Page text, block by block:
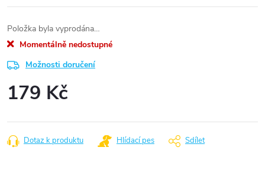
Položka byla vyprodána…
Momentálně nedostupné
Možnosti doručení
179 Kč
cena:
Dotaz k produktu Hlídací pes Sdílet